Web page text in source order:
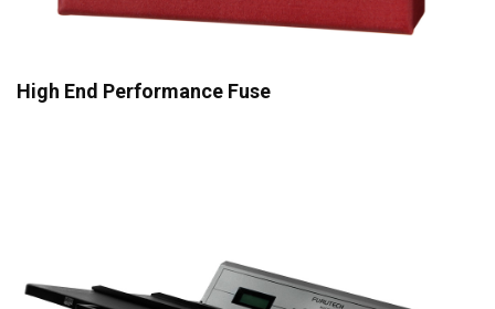
High End Performance Fuse